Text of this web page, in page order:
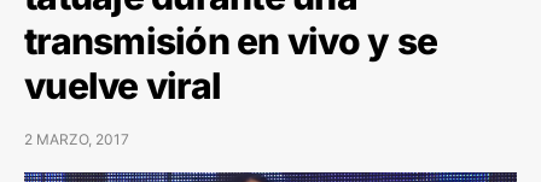
transmisión en vivo y se
vuelve viral
2 MARZO, 2017